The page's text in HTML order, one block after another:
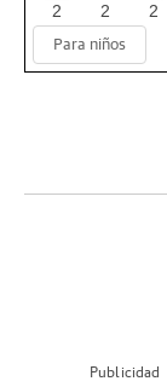
2 2 2
Para niños
Publicidad